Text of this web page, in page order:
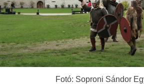
Fotó: Soproni Sándor